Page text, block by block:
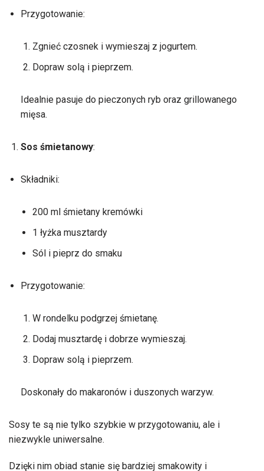
Przygotowanie:
Zgnieć czosnek i wymieszaj z jogurtem.
Dopraw solą i pieprzem.
Idealnie pasuje do pieczonych ryb oraz grillowanego
mięsa.
Sos śmietanowy:
Składniki:
200 ml śmietany kremówki
1 łyżka musztardy
Sól i pieprz do smaku
Przygotowanie:
W rondelku podgrzej śmietanę.
Dodaj musztardę i dobrze wymieszaj.
Dopraw solą i pieprzem.
Doskonały do makaronów i duszonych warzyw.
Sosy te są nie tylko szybkie w przygotowaniu, ale i
niezwykle uniwersalne.
Dzięki nim obiad stanie się bardziej smakowity i